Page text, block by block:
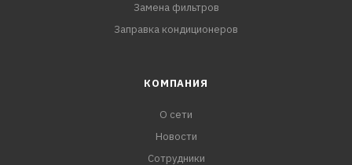
Замена фильтров
Заправка кондиционеров
КОМПАНИЯ
О сети
Новости
Сотрудники